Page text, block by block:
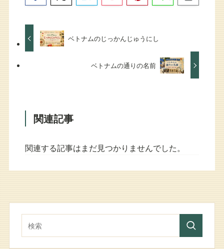
ベトナムのじっかんじゅうにし
ベトナムの通りの名前
関連記事
関連する記事はまだ見つかりませんでした。